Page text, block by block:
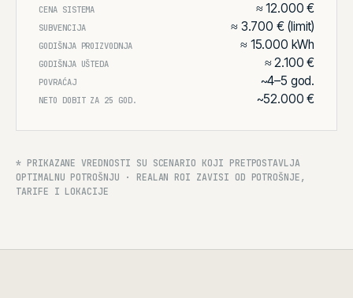
CENA SISTEMA ≈ 12.000 €
SUBVENCIJA ≈ 3.700 € (limit)
GODIŠNJA PROIZVODNJA ≈ 15.000 kWh
GODIŠNJA UŠTEDA ≈ 2.100 €
POVRAĆAJ ~4–5 god.
NETO DOBIT ZA 25 GOD. ~52.000 €
* PRIKAZANE VREDNOSTI SU SCENARIO KOJI PRETPOSTAVLJA
OPTIMALNU POTROŠNJU · REALAN ROI ZAVISI OD POTROŠNJE,
TARIFE I LOKACIJE